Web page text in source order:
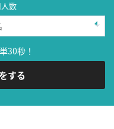
数
30秒！
する